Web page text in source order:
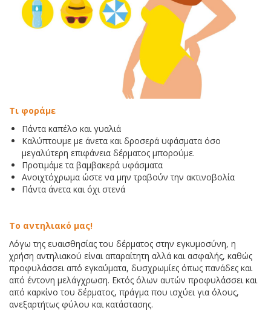
Τι φοράμε
Πάντα καπέλο και γυαλιά
Καλύπτουμε με άνετα και δροσερά υφάσματα όσο
μεγαλύτερη επιφάνεια δέρματος μπορούμε.
Προτιμάμε τα βαμβακερά υφάσματα
Ανοιχτόχρωμα ώστε να μην τραβούν την ακτινοβολία
Πάντα άνετα και όχι στενά
Το αντηλιακό μας!
Λόγω της ευαισθησίας του δέρματος στην εγκυμοσύνη, η
χρήση αντηλιακού είναι απαραίτητη αλλά και ασφαλής, καθώς
προφυλάσσει από εγκαύματα, δυσχρωμίες όπως πανάδες και
από έντονη μελάγχρωση. Εκτός όλων αυτών προφυλάσσει και
από καρκίνο του δέρματος, πράγμα που ισχύει για όλους,
ανεξαρτήτως φύλου και κατάστασης.